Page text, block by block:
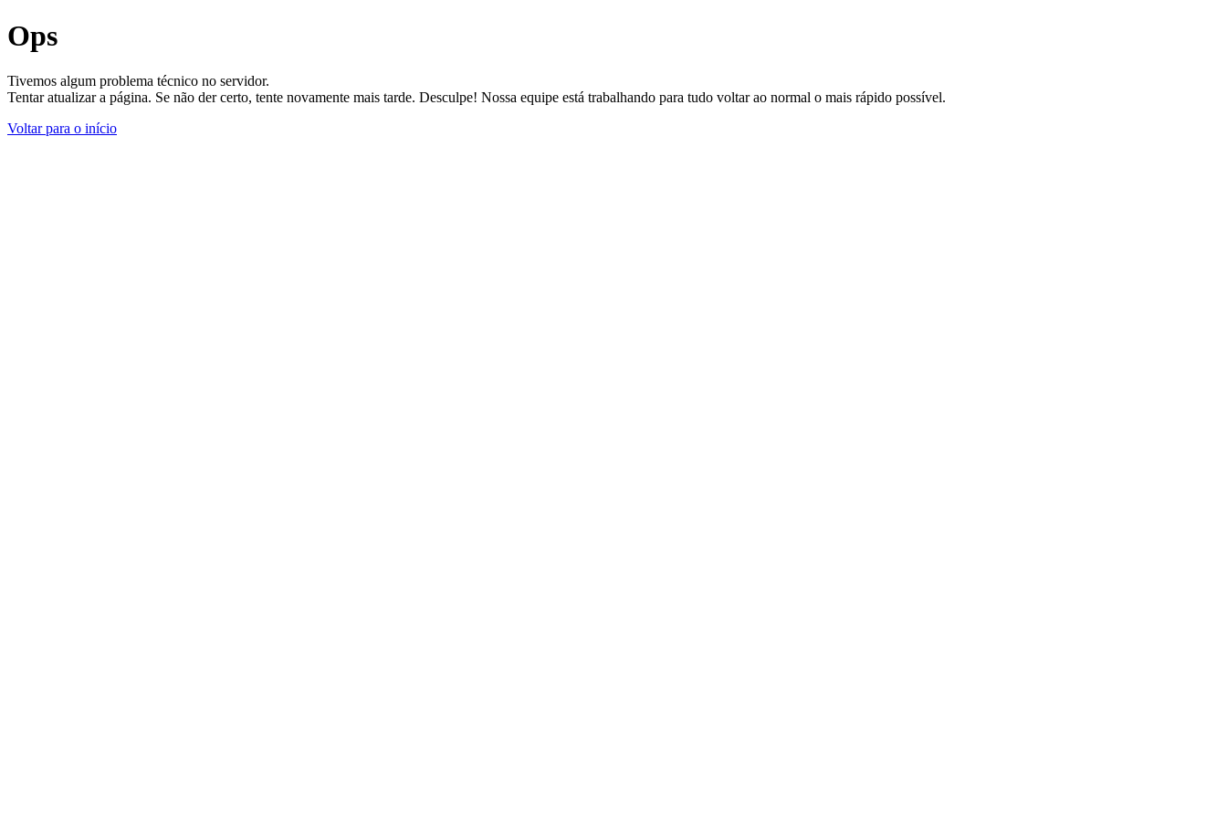
Ops
Tivemos algum problema técnico no servidor.
Tentar atualizar a página. Se não der certo, tente novamente mais tarde. Desculpe! Nossa equipe está trabalhando para tudo voltar ao normal o mais rápido possível.
Voltar para o início